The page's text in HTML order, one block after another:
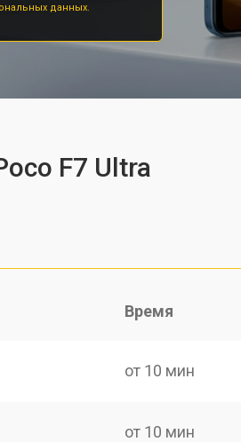
данных.
F7 Ultra
Время
от 10 мин
от 10 мин